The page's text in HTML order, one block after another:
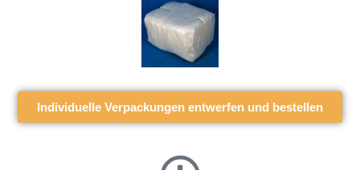
Individuelle Verpackungen entwerfen und bestellen